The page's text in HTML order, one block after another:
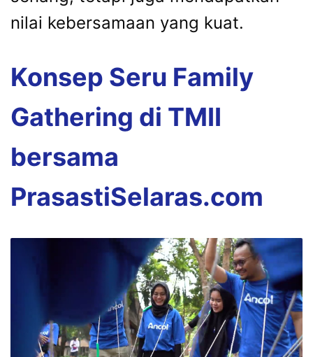
nilai kebersamaan yang kuat.
Konsep Seru Family
Gathering di TMII
bersama
PrasastiSelaras.com